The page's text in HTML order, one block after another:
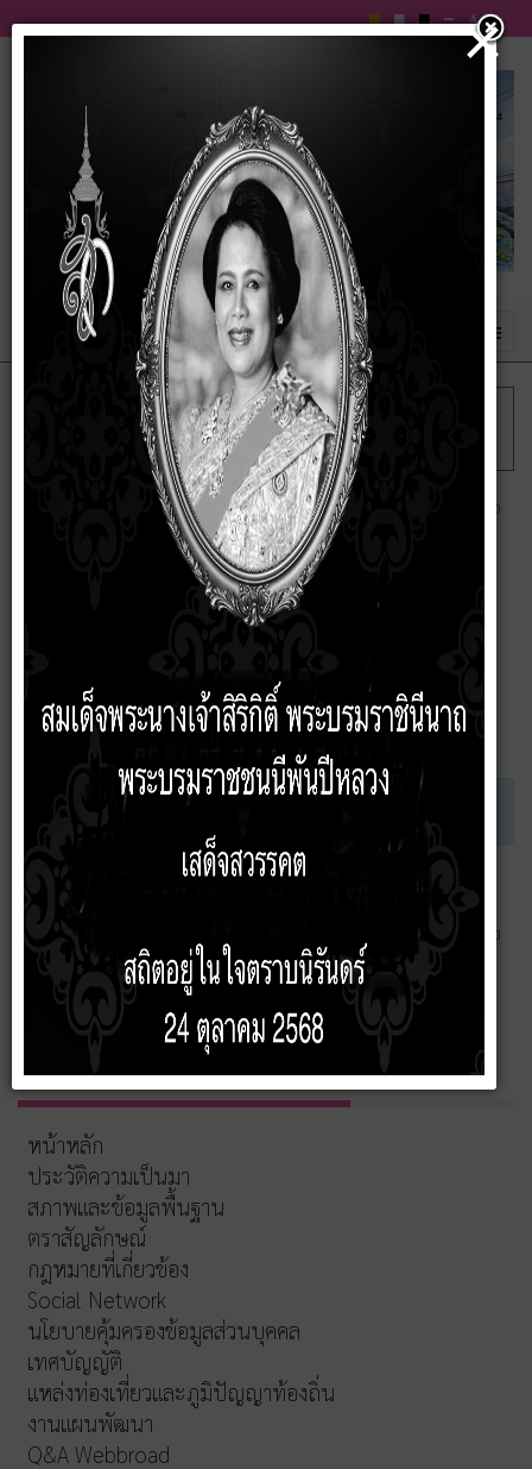
ฟอรัมหลัก เรารับฟังทุกคำแนะนำ และข้อเสนอ
นี่คือคำอธิบายหัวข้อย่อย
ตั้งกระทู้ใหม่
ฟอรัม เรารับฟังทุกคำแนะนำ และข้อเสนอ
เวลาที่ใช้ในการสร้างหน้าเว็บ: 0.111 วินาที
ระบบฟอรัม Kunena
เกี่ยวกับหน่วยงาน
หน้าหลัก
ประวัติความเป็นมา
สภาพและข้อมูลพื้นฐาน
ตราสัญลักษณ์
กฎหมายที่เกี่ยวข้อง
Social Network
นโยบายคุ้มครองข้อมูลส่วนบุคคล
เทศบัญญัติ
แหล่งท่องเที่ยวและภูมิปัญญาท้องถิ่น
งานแผนพัฒนา
Q&A Webbroad
×